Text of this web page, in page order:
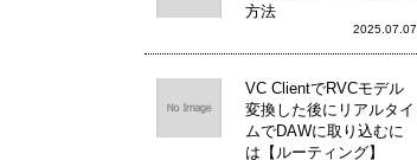
方法
2025.07.07
VC ClientでRVCモデル
変換した後にリアルタイ
ムでDAWに取り込むに
は【ルーティング】